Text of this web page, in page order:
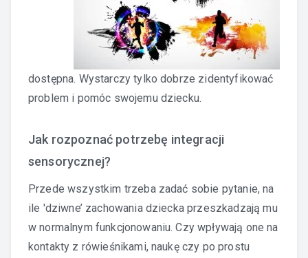
dostępna. Wystarczy tylko dobrze zidentyfikować
problem i pomóc swojemu dziecku.
Jak rozpoznać potrzebę integracji
sensorycznej?
Przede wszystkim trzeba zadać sobie pytanie, na
ile 'dziwne’ zachowania dziecka przeszkadzają mu
w normalnym funkcjonowaniu. Czy wpływają one na
kontakty z rówieśnikami, naukę czy po prostu